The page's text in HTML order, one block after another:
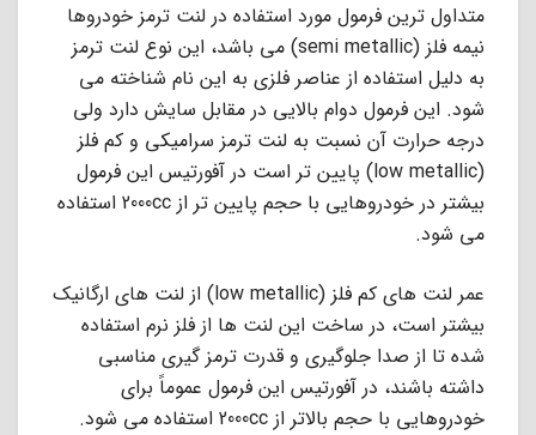
ﻣﺘﺪاول ﺗﺮﯾﻦ ﻓﺮﻣﻮل ﻣﻮرد اﺳﺘﻔﺎده در ﻟﻨﺖ ﺗﺮﻣﺰ ﺧﻮدروﻫﺎ
ﻧﯿﻤﻪ ﻓﻠﺰ (semi metallic) ﻣﻰ ﺑﺎﺷﺪ، اﯾﻦ ﻧﻮع ﻟﻨﺖ ﺗﺮﻣﺰ
ﺑﻪ دﻟﯿﻞ اﺳﺘﻔﺎده از ﻋﻨﺎﺻﺮ ﻓﻠﺰى ﺑﻪ اﯾﻦ ﻧﺎم ﺷﻨﺎﺧﺘﻪ ﻣﻰ
ﺷﻮد. اﯾﻦ ﻓﺮﻣﻮل دوام ﺑﺎﻻﯾﻰ در ﻣﻘﺎﺑﻞ ﺳﺎﯾﺶ دارد وﻟﻰ
درﺟﻪ ﺣﺮارت آن ﻧﺴﺒﺖ ﺑﻪ ﻟﻨﺖ ﺗﺮﻣﺰ ﺳﺮاﻣﯿﮑﻰ و ﮐﻢ ﻓﻠﺰ
(low metallic) ﭘﺎﯾﯿﻦ ﺗﺮ اﺳﺖ در آﻓﻮرﺗﯿﺲ اﯾﻦ ﻓﺮﻣﻮل
ﺑﯿﺸﺘﺮ در ﺧﻮدروﻫﺎﯾﻰ ﺑﺎ ﺣﺠﻢ ﭘﺎﯾﯿﻦ ﺗﺮ از 2000cc اﺳﺘﻔﺎده
ﻣﻰ ﺷﻮد.
عمر ﻟﻨﺖ ﻫﺎى ﮐﻢ ﻓﻠﺰ (low metallic) از ﻟﻨﺖ ﻫﺎى ارﮔﺎﻧﯿﮏ
ﺑﯿﺸﺘﺮ اﺳﺖ، در ﺳﺎﺧﺖ اﯾﻦ ﻟﻨﺖ ﻫﺎ از ﻓﻠﺰ ﻧﺮم اﺳﺘﻔﺎده
ﺷﺪه ﺗﺎ از ﺻﺪا ﺟﻠﻮﮔﯿﺮى و ﻗﺪرت ﺗﺮﻣﺰ ﮔﯿﺮى ﻣﻨﺎﺳﺒﻰ
داﺷﺘﻪ ﺑﺎﺷﻨﺪ، در آﻓﻮرﺗﯿﺲ اﯾﻦ ﻓﺮﻣﻮل ﻋﻤﻮﻣﺎً ﺑﺮاى
ﺧﻮدروﻫﺎﯾﻰ ﺑﺎ ﺣﺠﻢ ﺑﺎﻻﺗﺮ از 2000cc اﺳﺘﻔﺎده ﻣﻰ ﺷﻮد.